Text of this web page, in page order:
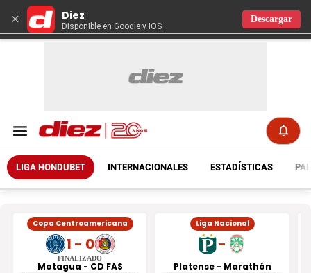
× Diez
Disponible en Google y IOS
Descargar
LIGA HONDUBET INTERNACIONALES ESTADÍSTICAS
Copa Centroamericana
1 - 0
FINALIZADO
Motagua - CD FAS
Liga Nacional
-
Platense - Marathón